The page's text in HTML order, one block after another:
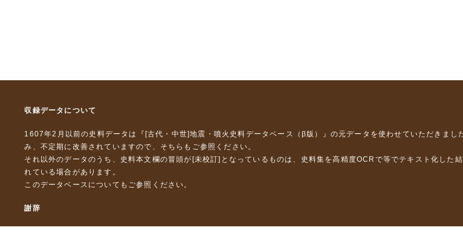
収録データについて
1607年2月以前の史料データは『 [古代・中世]地震・噴火史料データベース（β版）』 の元データを使わせていただきまし
み、不定期に改善されていますので、 そちら もご参照ください。
それ以外のデータのうち、史料本文欄の冒頭が[未校訂]となっているものは、史料集を高精度OCRで等でテキスト化した
れている場合があります。
このデータベースについて もご参照ください。
謝辞